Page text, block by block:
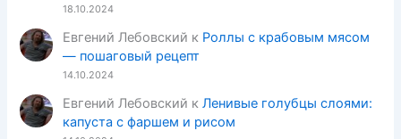
18.10.2024
Евгений Лебовский к Роллы с крабовым мясом
— пошаговый рецепт
14.10.2024
Евгений Лебовский к Ленивые голубцы слоями:
капуста с фаршем и рисом